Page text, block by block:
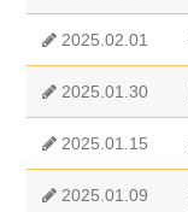
2025.02.01
2025.01.30
2025.01.15
2025.01.09